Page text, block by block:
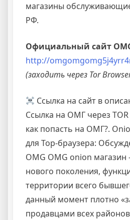
магазины
РФ.
Официальный сайт
http://
(заходить через Tor
Ссылка на сайт в
Ссылка на ОМГ через
как попасть на ОМГ?.
для Тор-браузера:
OMG OMG onion магазин
нового поколения,
территории всего
данный момент плотно
продавцами всех